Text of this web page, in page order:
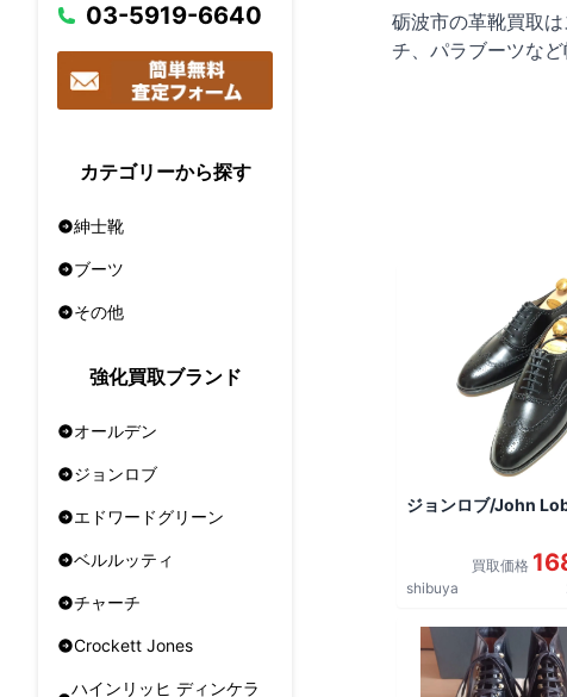
03-5919-6640
カテゴリーから探す
紳士靴
ブーツ
その他
強化買取ブランド
オールデン
ジョンロブ
エドワードグリーン
ベルルッティ
チャーチ
Crockett Jones
ハインリッヒ ディンケラ
砺波市の革靴買取
チ、パラブーツな
ジョンロブ/John
買取価格
shibuya